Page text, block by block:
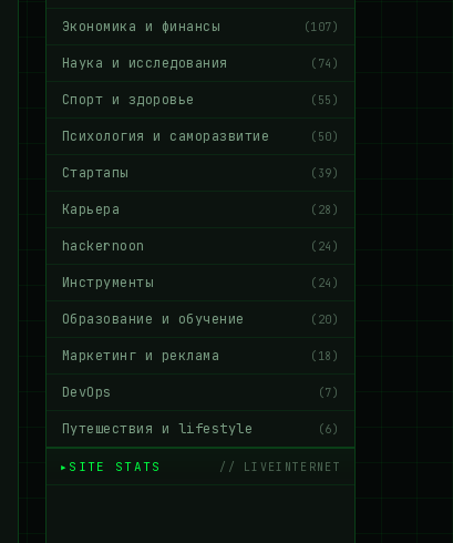
Экономика и финансы (107)
Наука и исследования (74)
Спорт и здоровье (55)
Психология и саморазвитие (50)
Стартапы (39)
Карьера (28)
hackernoon (24)
Инструменты (24)
Образование и обучение (20)
Маркетинг и реклама (18)
DevOps (7)
Путешествия и lifestyle (6)
SITE STATS // LIVEINTERNET